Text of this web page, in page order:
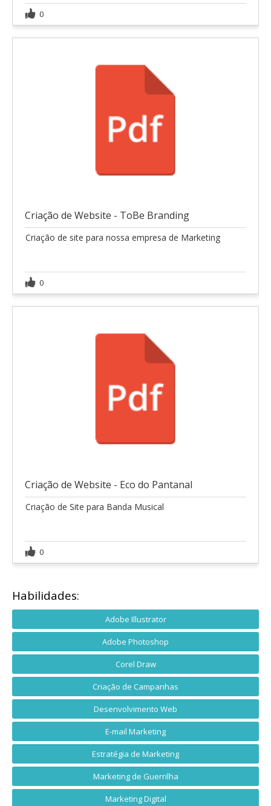
0
Criação de Website - ToBe Branding
Criação de site para nossa empresa de Marketing
0
Criação de Website - Eco do Pantanal
Criação de Site para Banda Musical
0
Habilidades:
Adobe Illustrator
Adobe Photoshop
Corel Draw
Criação de Campanhas
Desenvolvimento Web
E-mail Marketing
Estratégia de Marketing
Marketing de Guerrilha
Marketing Digital